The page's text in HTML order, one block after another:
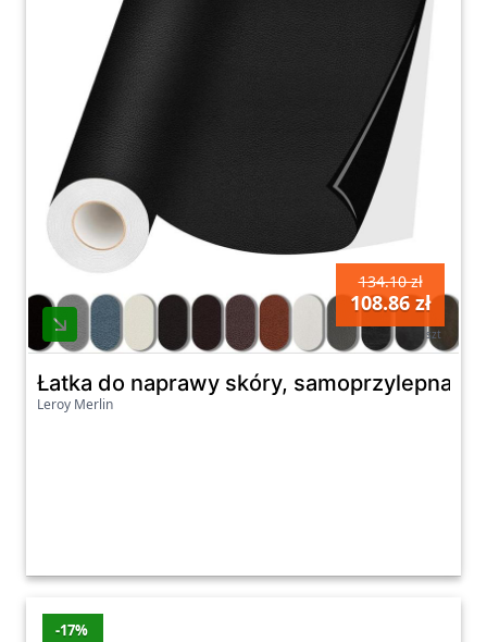
134.10 zł
108.86 zł
szt
Łatka do naprawy skóry, samoprzylepna
Leroy Merlin
-17%